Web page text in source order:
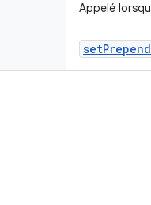
Appelé
setPrepend